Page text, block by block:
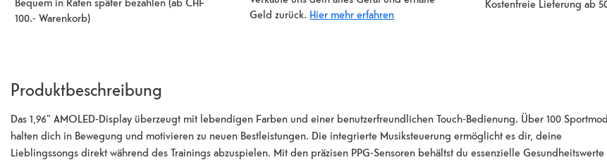
100.- Warenkorb)
Geld zurück. Hier mehr erfahren
Kostenfreie Lieferung ab
Produktbeschreibung
Das 1,96" AMOLED-Display überzeugt mit lebendigen Farben und einer benutzerfreundlichen Touch-Bedienung. Über 100
halten dich in Bewegung und motivieren zu neuen Bestleistungen. Die integrierte Musiksteuerung ermöglicht es dir, deine
Lieblingssongs direkt während des Trainings abzuspielen. Mit den präzisen PPG-Sensoren behältst du essenzielle Gesundheitswerte